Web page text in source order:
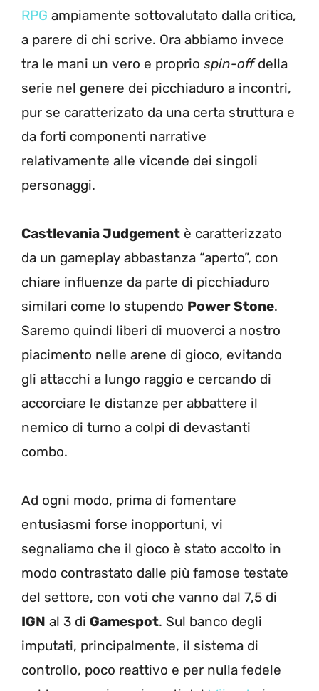
RPG ampiamente sottovalutato dalla critica,
a parere di chi scrive. Ora abbiamo invece
tra le mani un vero e proprio spin-offdella
serie nel genere dei picchiaduro a incontri,
pur se caratterizato da una certa struttura e
da forti componenti narrative
relativamente alle vicende dei singoli
personaggi.
Castlevania Judgement è caratterizzato
da un gameplay abbastanza “aperto”, con
chiare influenze da parte di picchiaduro
similari come lo stupendo Power Stone.
Saremo quindi liberi di muoverci a nostro
piacimento nelle arene di gioco, evitando
gli attacchi a lungo raggio e cercando di
accorciare le distanze per abbattere il
nemico di turno a colpi di devastanti
combo.
Ad ogni modo, prima di fomentare
entusiasmi forse inopportuni, vi
segnaliamo che il gioco è stato accolto in
modo contrastato dalle più famose testate
del settore, con voti che vanno dal 7,5 di
IGN al 3 di Gamespot. Sul banco degli
imputati, principalmente, il sistema di
controllo, poco reattivo e per nulla fedele